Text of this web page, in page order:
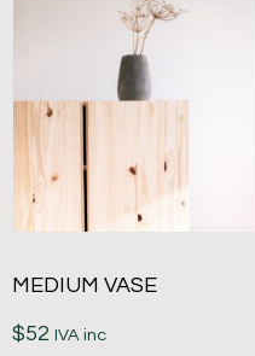
MEDIUM VASE
$52 IVA inc